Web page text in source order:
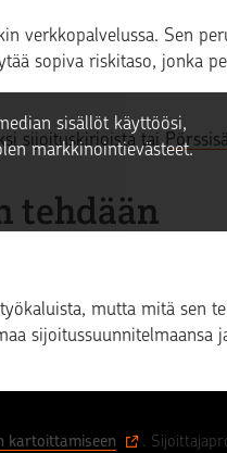
verkkopalvelussa. Sen
sopiva riskitaso, jonka
sijoituskirjoista tai
tehdään
mutta mitä sen
sijoitussuunnitelmaansa
sisällöt käyttöösi,
markkinointievästeet.
kartoittamiseen
.